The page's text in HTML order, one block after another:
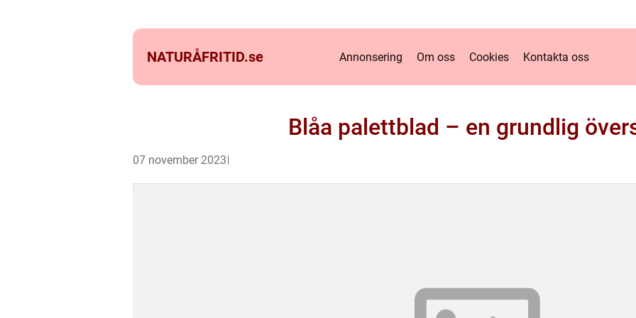
NATURÅFRITID.se Annonsering Om oss Cookies Kontakta oss
Blåa palettblad – en grundlig
07 november 2023